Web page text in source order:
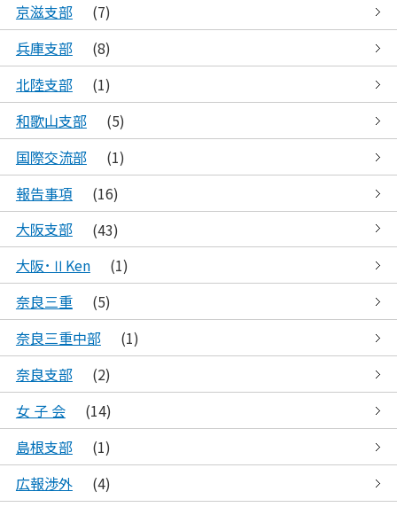
京滋支部
(7)
兵庫支部
(8)
北陸支部
(1)
和歌山支部
(5)
国際交流部
(1)
報告事項
(16)
大阪支部
(43)
大阪･ⅡKen
(1)
奈良三重
(5)
奈良三重中部
(1)
奈良支部
(2)
女 子 会
(14)
島根支部
(1)
広報渉外
(4)